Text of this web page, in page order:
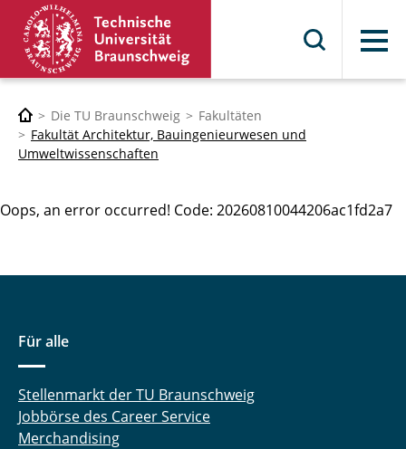
Menü
Die TU Braunschweig
Fakultäten
Fakultät Architektur, Bauingenieurwesen und
Umweltwissenschaften
Oops, an error occurred! Code: 20260810044206ac1fd2a7
Für alle
Stellenmarkt der TU Braunschweig
Jobbörse des Career Service
Merchandising